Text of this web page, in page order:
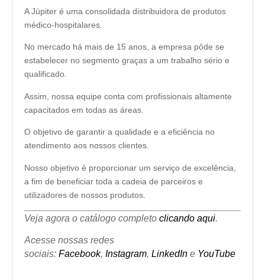
A Júpiter é uma consolidada distribuidora de produtos
médico-hospitalares.
No mercado há mais de 15 anos, a empresa pôde se
estabelecer no segmento graças a um trabalho sério e
qualificado.
Assim, nossa equipe conta com profissionais altamente
capacitados em todas as áreas.
O objetivo de garantir a qualidade e a eficiência no
atendimento aos nossos clientes.
Nosso objetivo é proporcionar um serviço de excelência,
a fim de beneficiar toda a cadeia de parceiros e
utilizadores de nossos produtos.
Veja agora o catálogo completo clicando aqui.
Acesse nossas redes
sociais: Facebook, Instagram, LinkedIn e YouTube